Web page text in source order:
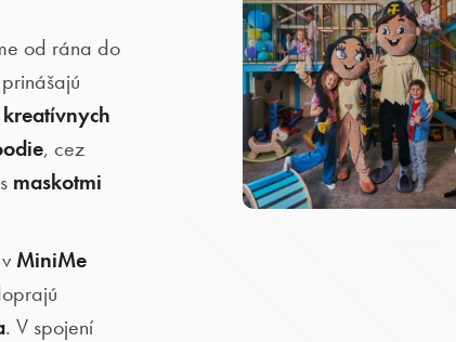
od rána do
kreatívnych
, cez
maskotmi
MiniMe
. V spojení